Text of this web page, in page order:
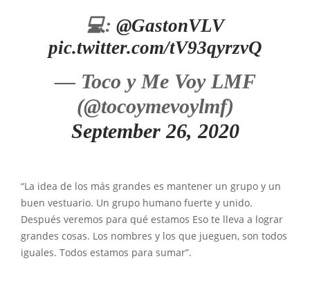
💻: @GastonVLV
pic.twitter.com/tV93qyrzvQ
— Toco y Me Voy LMF
(@tocoymevoylmf)
September 26, 2020
“La idea de los más grandes es mantener un grupo y un
buen vestuario. Un grupo humano fuerte y unido.
Después veremos para qué estamos Eso te lleva a lograr
grandes cosas. Los nombres y los que jueguen, son todos
iguales. Todos estamos para sumar”.